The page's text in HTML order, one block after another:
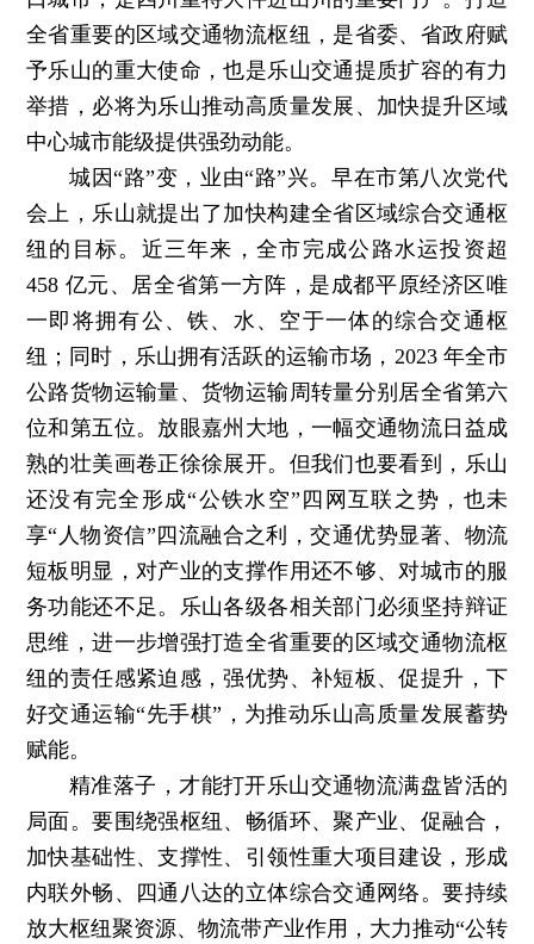
全省重要的区域交通物流枢纽，是省委、省政府赋
予乐山的重大使命，也是乐山交通提质扩容的有力
举措，必将为乐山推动高质量发展、加快提升区域
中心城市能级提供强劲动能。
城因“路”变，业由“路”兴。早在市第八次党代
会上，乐山就提出了加快构建全省区域综合交通枢
纽的目标。近三年来，全市完成公路水运投资超
458 亿元、居全省第一方阵，是成都平原经济区唯
一即将拥有公、铁、水、空于一体的综合交通枢
纽；同时，乐山拥有活跃的运输市场，2023 年全市
公路货物运输量、货物运输周转量分别居全省第六
位和第五位。放眼嘉州大地，一幅交通物流日益成
熟的壮美画卷正徐徐展开。但我们也要看到，乐山
还没有完全形成“公铁水空”四网互联之势，也未
享“人物资信”四流融合之利，交通优势显著、物流
短板明显，对产业的支撑作用还不够、对城市的服
务功能还不足。乐山各级各相关部门必须坚持辩证
思维，进一步增强打造全省重要的区域交通物流枢
纽的责任感紧迫感，强优势、补短板、促提升，下
好交通运输“先手棋”，为推动乐山高质量发展蓄势
赋能。
精准落子，才能打开乐山交通物流满盘皆活的
局面。要围绕强枢纽、畅循环、聚产业、促融合，
加快基础性、支撑性、引领性重大项目建设，形成
内联外畅、四通八达的立体综合交通网络。要持续
放大枢纽聚资源、物流带产业作用，大力推动“公转